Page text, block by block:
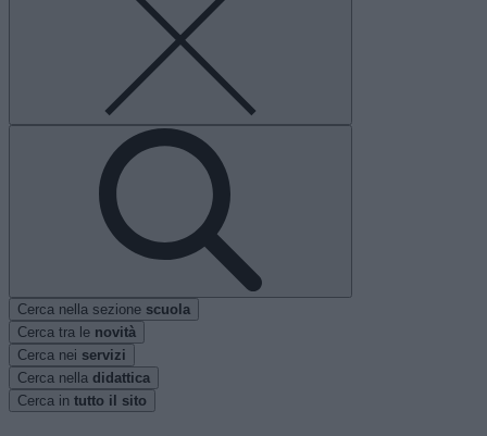
Cerca nella sezione scuola
Cerca tra le novità
Cerca nei servizi
Cerca nella didattica
Cerca in tutto il sito